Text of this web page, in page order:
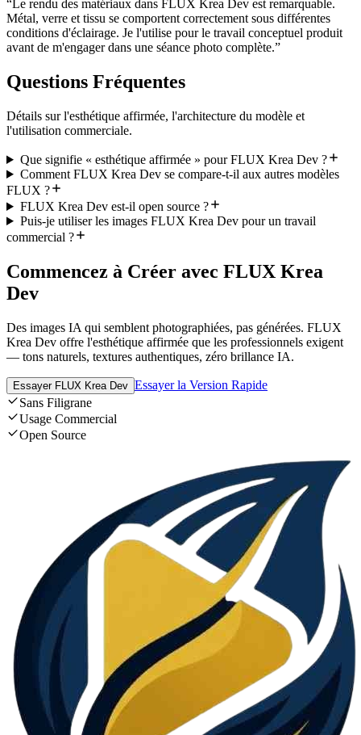
“Le rendu des matériaux dans FLUX Krea Dev est remarquable.
Métal, verre et tissu se comportent correctement sous différentes
conditions d'éclairage. Je l'utilise pour le travail conceptuel produit
avant de m'engager dans une séance photo complète.”
Questions Fréquentes
Détails sur l'esthétique affirmée, l'architecture du modèle et
l'utilisation commerciale.
Que signifie « esthétique affirmée » pour FLUX Krea Dev ?
Comment FLUX Krea Dev se compare-t-il aux autres modèles
FLUX ?
FLUX Krea Dev est-il open source ?
Puis-je utiliser les images FLUX Krea Dev pour un travail
commercial ?
Commencez à Créer avec FLUX Krea
Dev
Des images IA qui semblent photographiées, pas générées. FLUX
Krea Dev offre l'esthétique affirmée que les professionnels exigent
— tons naturels, textures authentiques, zéro brillance IA.
Essayer FLUX Krea Dev Essayer la Version Rapide
Sans Filigrane
Usage Commercial
Open Source